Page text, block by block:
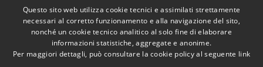
Accessibilità
Copyright © 2026 • Comune di
Gazzuolo • Powered by
Questo sito web utilizza cookie tecnici e assimilati strettamente
necessari al corretto funzionamento e alla navigazione del sito,
nonché un cookie tecnico analitico al solo fine di elaborare
informazioni statistiche, aggregate e anonime.
Per maggiori dettagli, può consultare la cookie policy al seguente link